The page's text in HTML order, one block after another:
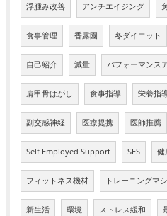
浮腫み改善 アンチエイジング
食事管理 香露園 冬ダイエット
自己紹介 減量 パフォーマンス
肩甲骨はがし 食事指導 栄養指
副交感神経 医療提携 医師推薦
Self Employed Support SES 健
フィットネス機材 トレーニングマ
新生活 環境 ストレス緩和